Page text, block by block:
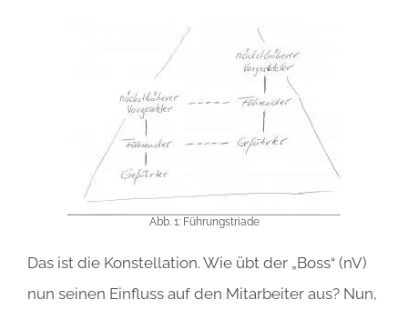
Abb. 1: Führungstriade
Das ist die Konstellation. Wie übt der „Boss“ (nV)
nun seinen Einfluss auf den Mitarbeiter aus? Nun,